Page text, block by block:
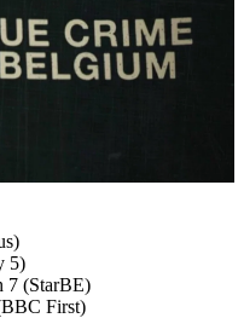
5)
7 (StarBE)
First)